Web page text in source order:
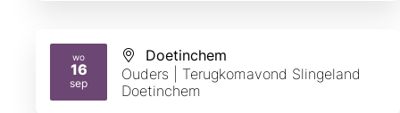
wo
16
sep
2026
Doetinchem
Ouders | Terugkomavond Slingeland
Doetinchem